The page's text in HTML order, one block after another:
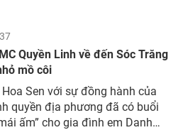
Quyền Linh về đến Sóc Trăng
mồ côi
Sen với sự đồng hành của
quyền địa phương đã có buổi
ấm” cho gia đình em Danh